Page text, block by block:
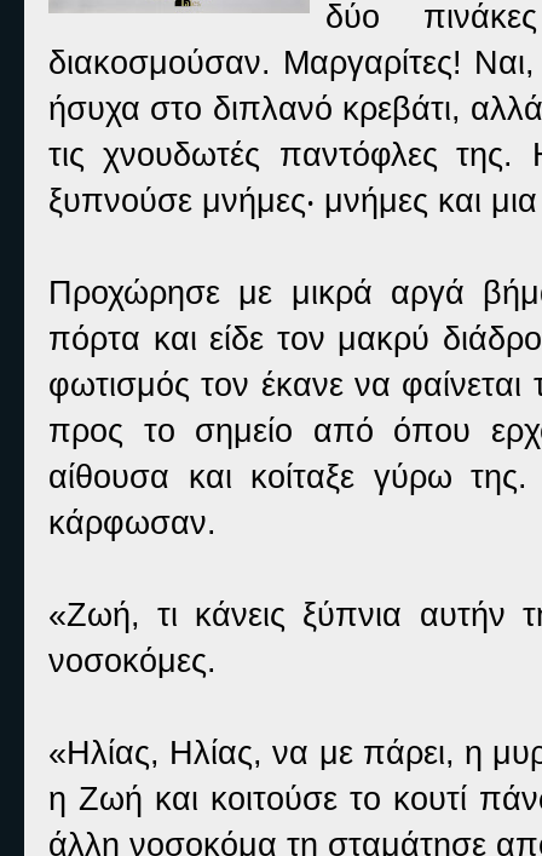
δύο
διακοσμούσαν. Μαργαρίτες!
ήσυχα στο διπλανό κρεβάτι,
τις χνουδωτές παντόφλες
ξυπνούσε μνήμες‧ μνήμες και
Προχώρησε με μικρά αργά
πόρτα και είδε τον μακρύ
φωτισμός τον έκανε να
προς το σημείο από όπου
αίθουσα και κοίταξε γύρω
κάρφωσαν.
«Ζωή, τι κάνεις ξύπνια
νοσοκόμες.
«Ηλίας, Ηλίας, να με πάρει, η
η Ζωή και κοιτούσε το κουτί
άλλη νοσοκόμα τη σταμάτησε